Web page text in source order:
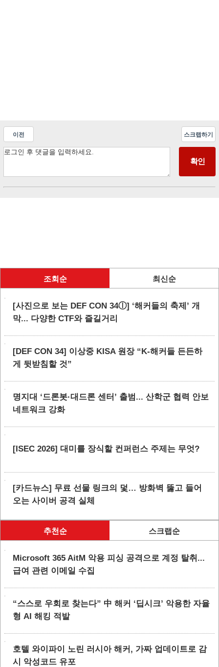
이전 스크랩하기
조회순 최신순
[사진으로 보는 DEF CON 34ⓛ] ‘해커들의 축제’ 개
막... 다양한 CTF와 즐길거리
[DEF CON 34] 이상중 KISA 원장 “K-해커들 든든하
게 뒷받침할 것”
명지대 ‘드론봇·대드론 센터’ 출범... 산학군 협력 안보
네트워크 강화
[ISEC 2026] 대미를 장식할 컨퍼런스 주제는 무엇?
[카드뉴스] 무료 선물 링크의 덫… 방화벽 뚫고 들어
오는 사이버 공격 실체
추천순 스크랩순
Microsoft 365 AitM 악용 피싱 공격으로 계정 탈취...
급여 관련 이메일 수집
“스스로 우회로 찾는다” 中 해커 ‘딥시크’ 악용한 자율
형 AI 해킹 적발
호텔 와이파이 노린 러시아 해커, 가짜 업데이트로 감
시 악성코드 유포